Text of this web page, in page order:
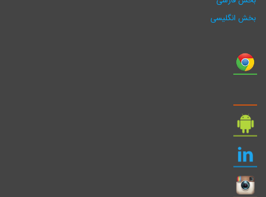
بخش انگلیسی